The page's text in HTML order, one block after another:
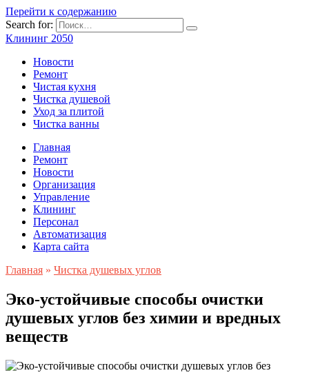
Перейти к содержанию
Search for:
Клининг 2050
Новости
Ремонт
Чистая кухня
Чистка душевой
Уход за плитой
Чистка ванны
Главная
Ремонт
Новости
Организация
Управление
Клининг
Персонал
Автоматизация
Карта сайта
Главная » Чистка душевых углов
Эко-устойчивые способы очистки
душевых углов без химии и вредных
веществ